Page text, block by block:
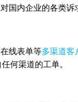
内企业的各类诉
线表单等多渠道客
何渠道的工单。